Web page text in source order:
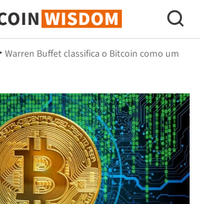
do Bitcoin
Warren Buffet classifica o Bitcoin como um